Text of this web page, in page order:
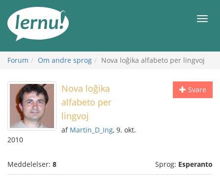
indholdet
Forum Om andre sprog Nova loĝika alfabeto per lingvoj
Svare
Nova loĝika
alfabeto per
lingvoj
af Martin_D_Ing, 9. okt.
2010
Meddelelser: 8 Sprog: Esperanto